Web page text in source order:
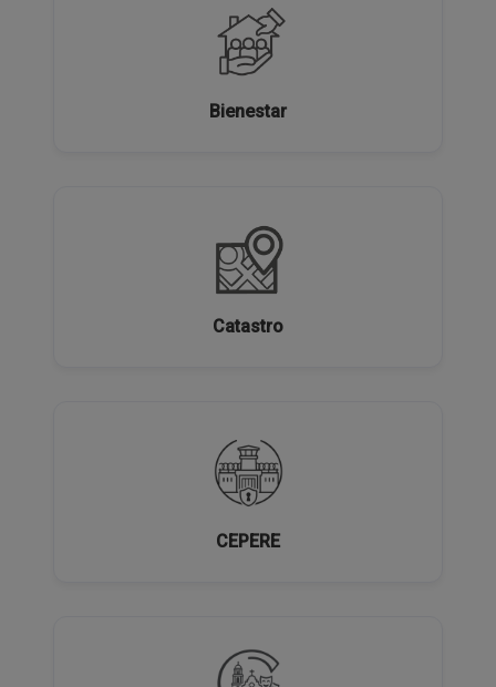
Bienestar
Catastro
CEPERE